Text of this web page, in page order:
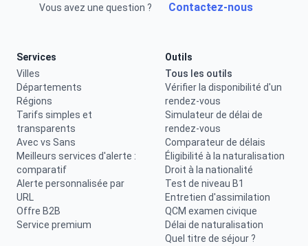
Vous avez une question ? Contactez-nous
Services
Villes
Départements
Régions
Tarifs simples et
transparents
Avec vs Sans
Meilleurs services d'alerte :
comparatif
Alerte personnalisée par
URL
Offre B2B
Service premium
Outils
Tous les outils
Vérifier la disponibilité d'un
rendez-vous
Simulateur de délai de
rendez-vous
Comparateur de délais
Éligibilité à la naturalisation
Droit à la nationalité
Test de niveau B1
Entretien d'assimilation
QCM examen civique
Délai de naturalisation
Quel titre de séjour ?